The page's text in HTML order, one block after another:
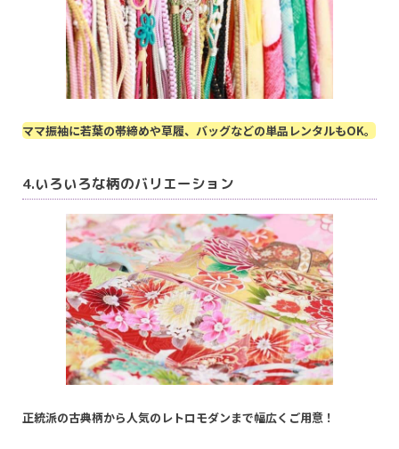
ママ振袖に若葉の帯締めや草履、バッグなどの単品レンタルもOK。
4.いろいろな柄のバリエーション
正統派の古典柄から人気のレトロモダンまで幅広くご用意！